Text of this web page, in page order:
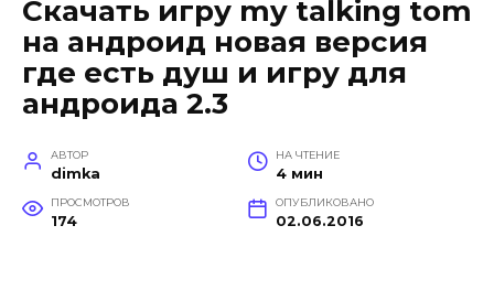
Скачать игру my talking tom
на андроид новая версия
где есть душ и игру для
андроида 2.3
АВТОР
dimka
НА ЧТЕНИЕ
4 мин
ПРОСМОТРОВ
174
ОПУБЛИКОВАНО
02.06.2016